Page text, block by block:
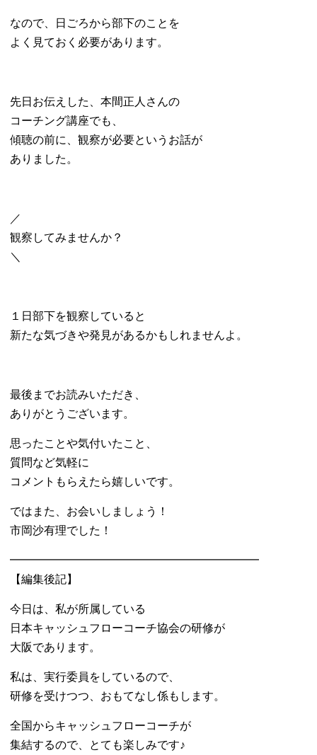
なので、日ごろから部下のことを
よく見ておく必要があります。
先日お伝えした、本間正人さんの
コーチング講座でも、
傾聴の前に、観察が必要というお話が
ありました。
／
観察してみませんか？
＼
１日部下を観察していると
新たな気づきや発見があるかもしれませんよ。
最後までお読みいただき、
ありがとうございます。
思ったことや気付いたこと、
質問など気軽に
コメントもらえたら嬉しいです。
ではまた、お会いしましょう！
市岡沙有理でした！
━━━━━━━━━━━━━━━━━━━━━━
【編集後記】
今日は、私が所属している
日本キャッシュフローコーチ協会の研修が
大阪であります。
私は、実行委員をしているので、
研修を受けつつ、おもてなし係もします。
全国からキャッシュフローコーチが
集結するので、とても楽しみです♪